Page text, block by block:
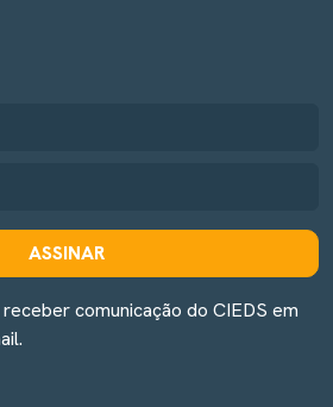
ASSINAR
comunicação do CIEDS em